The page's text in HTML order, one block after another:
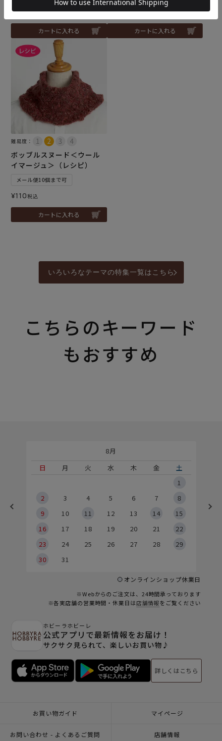
カートに入れる
¥2,970税込
カートに入れる
難易度：
ボッブルスヌード＜ウール
イマージュ＞（レシピ）
メール便10個まで可
¥110税込
カートに入れる
いろいろなテーマの特集一覧はこちら
こちらのキーワード
もおすすめ
8月
日
月 火 水 木 金
土
1
2
3 4 5 6 7
8
9
10 11 12 13 14
15
16
17 18 19 20 21
22
23
24 25 26 27 28
29
30
31
オンラインショップ休業日
※Webからのご注文は、24時間承っております
※各実店舗の営業時間・休業日は店舗情報をご覧ください
ホビーラホビーレ
公式アプリで最新情報をお届け！
サクサク見られて、楽しいお買い物♪
詳しくはこちら
お買い物ガイド マイページ
お問い合わせ - よくあるご質問 店舗情報